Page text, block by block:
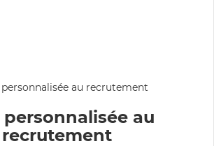
au
recrutement